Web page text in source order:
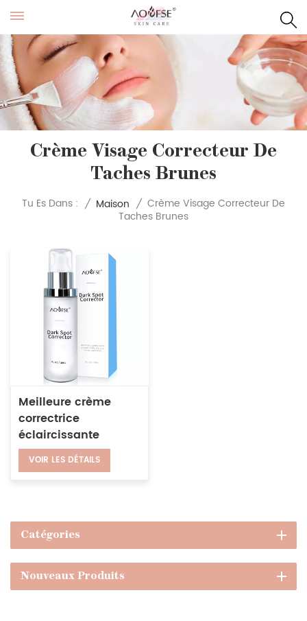
Crème Visage Correcteur De
Taches Brunes
Tu Es Dans : / Maison / Crème Visage Correcteur De
Taches Brunes
Meilleure crème
correctrice
éclaircissante
naturelle pour le
visage, anti-rides,
VOIR LES DÉTAILS
Catégories
Nouveaux Produits